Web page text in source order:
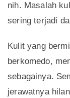
nih. Masalah
sering terjadi
Kulit yang
berkomedo,
sebagainya.
jerawatnya